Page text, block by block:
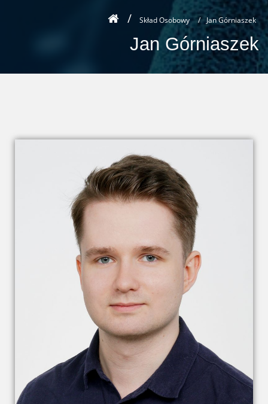
Skład Osobowy / Jan Górniaszek
Jan Górniaszek